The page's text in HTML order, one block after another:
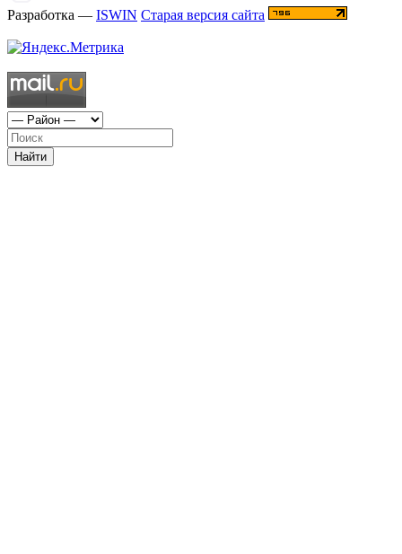
Разработка — ISWIN Старая версия сайта
Найти